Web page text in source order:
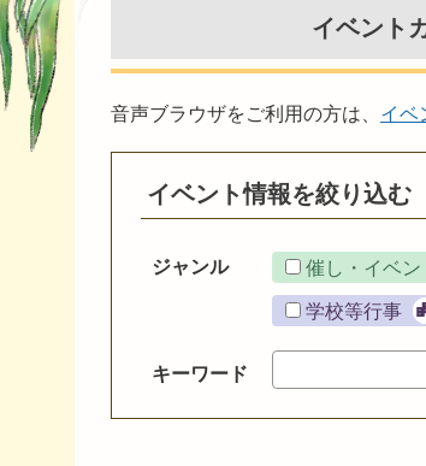
イベント
音声ブラウザをご利用の方は、 イベ
イベント情報を絞り込む
ジャンル 催し・イベン
学校等行事
キーワード